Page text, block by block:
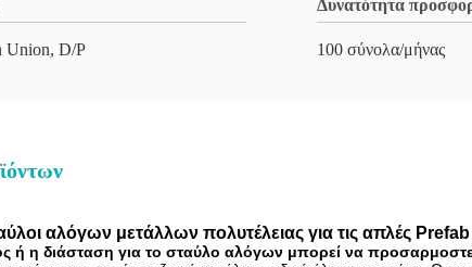
Union, D/P
Δυνατότητα
100 σύνολα/μήνας
αλόγων μετάλλων πολυτέλειας για τις απλές
ή η διάσταση για το σταύλο αλόγων μπορεί να